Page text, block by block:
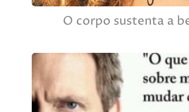
O corpo sustenta a